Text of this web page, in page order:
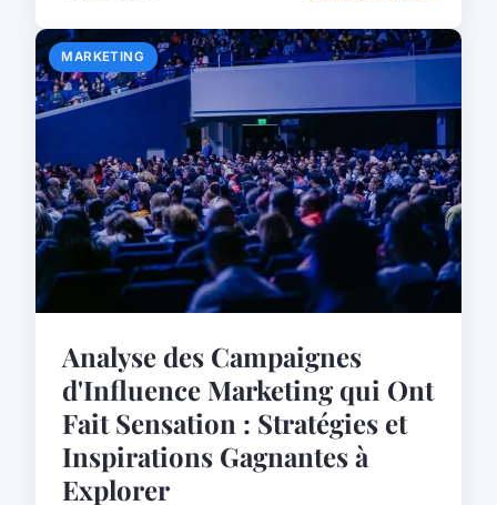
MARKETING
Analyse des Campaignes
d'Influence Marketing qui Ont
Fait Sensation : Stratégies et
Inspirations Gagnantes à
Explorer